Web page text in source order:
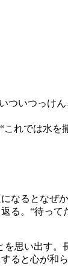
ついつっけ
れでは水を
なるとなぜ
る。“待って
思い出す。
ると心が和